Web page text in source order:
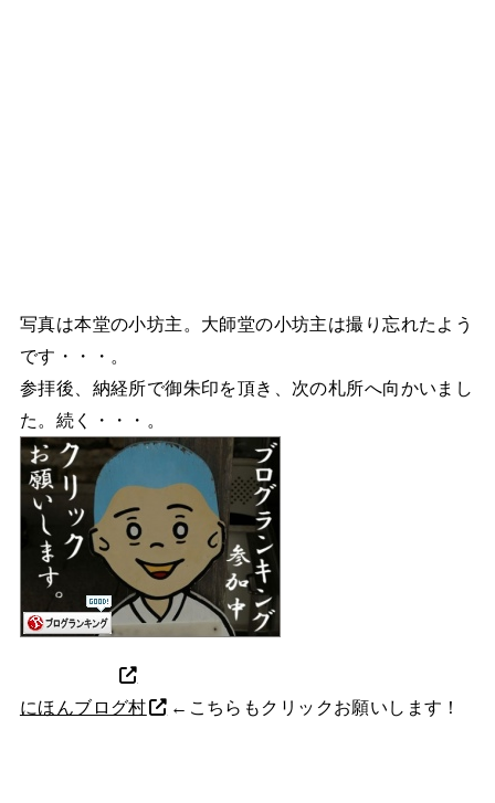
写真は本堂の小坊主。大師堂の小坊主は撮り忘れたよう
です・・・。
参拝後、納経所で御朱印を頂き、次の札所へ向かいまし
た。続く・・・。
にほんブログ村 ←こちらもクリックお願いします！